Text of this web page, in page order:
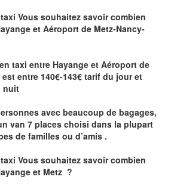
Vous souhaitez savoircombien
et Aéroport de Metz-Nancy-
taxi entre Hayange et Aéroport de
est entre 140€-143€ tarif du jour et
nuit
avec beaucoup de bagages,
van 7 places choisi dans la plupart
de familles ou d’amis .
Vous souhaitez savoircombien
et Metz ?